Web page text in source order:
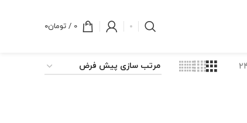
0
/ تومان۰